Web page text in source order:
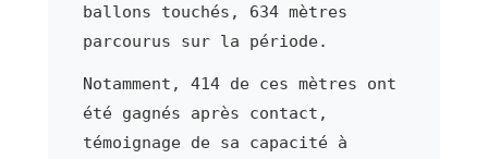
ballons touchés, 634 mètres
parcourus sur la période.
Notamment, 414 de ces mètres ont
été gagnés après contact,
témoignage de sa capacité à